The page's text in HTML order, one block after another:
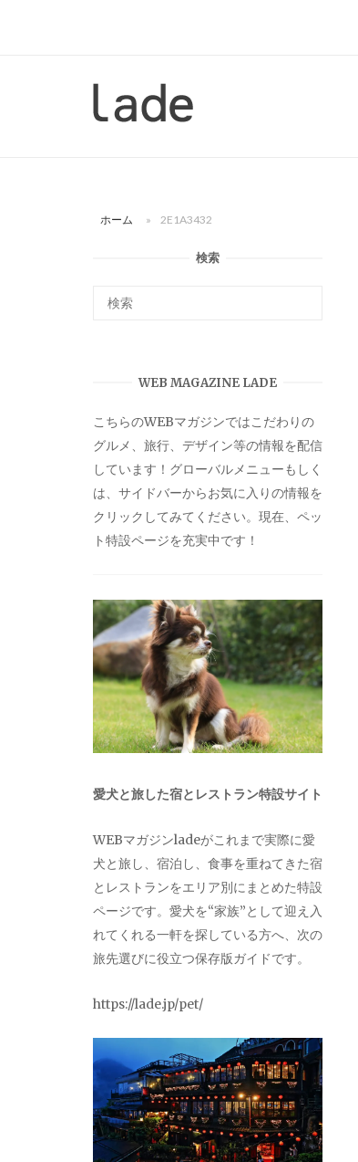
ー
ホーム » 2E1A3432
検索
WEB MAGAZINE LADE
こちらのWEBマガジンではこだわりの
グルメ、旅行、デザイン等の情報を配信
しています！グローバルメニューもしく
は、サイドバーからお気に入りの情報を
クリックしてみてください。現在、ペッ
ト特設ページを充実中です！
愛犬と旅した宿とレストラン特設サイト
WEBマガジンladeがこれまで実際に愛
犬と旅し、宿泊し、食事を重ねてきた宿
とレストランをエリア別にまとめた特設
ページです。愛犬を“家族”として迎え入
れてくれる一軒を探している方へ、次の
旅先選びに役立つ保存版ガイドです。
https://lade.jp/pet/